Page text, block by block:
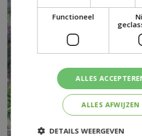
Functioneel
ALLES
ALLES AFWIJZEN
DETAILS WEERGEVEN